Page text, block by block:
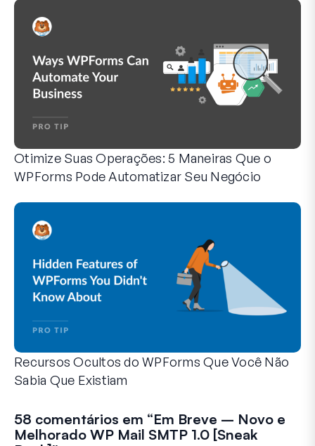
Otimize Suas Operações: 5 Maneiras Que o
WPForms Pode Automatizar Seu Negócio
Recursos Ocultos do WPForms Que Você Não
Sabia Que Existiam
58 comentários em “Em Breve – Novo e
Melhorado WP Mail SMTP 1.0 [Sneak